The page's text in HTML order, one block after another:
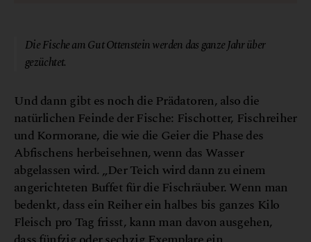
Die Fische am Gut Ottenstein werden das ganze Jahr über
gezüchtet.
Und dann gibt es noch die Prädatoren, also die
natürlichen Feinde der Fische: Fischotter, Fischreiher
und Kormorane, die wie die Geier die Phase des
Abfischens herbeisehnen, wenn das Wasser
abgelassen wird. „Der Teich wird dann zu einem
angerichteten Buffet für die Fischräuber. Wenn man
bedenkt, dass ein Reiher ein halbes bis ganzes Kilo
Fleisch pro Tag frisst, kann man davon ausgehen,